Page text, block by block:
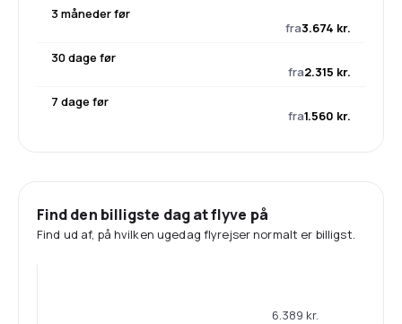
3 måneder før
fra3.674 kr.
30 dage før
fra2.315 kr.
7 dage før
fra1.560 kr.
Find den billigste dag at flyve på
Find ud af, på hvilken ugedag flyrejser normalt er billigst.
6.389 kr.